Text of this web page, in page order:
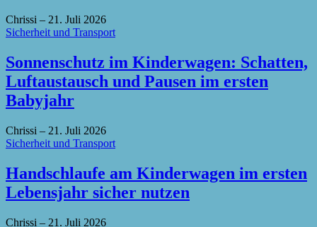
Chrissi – 21. Juli 2026
Sicherheit und Transport
Sonnenschutz im Kinderwagen: Schatten,
Luftaustausch und Pausen im ersten
Babyjahr
Chrissi – 21. Juli 2026
Sicherheit und Transport
Handschlaufe am Kinderwagen im ersten
Lebensjahr sicher nutzen
Chrissi – 21. Juli 2026